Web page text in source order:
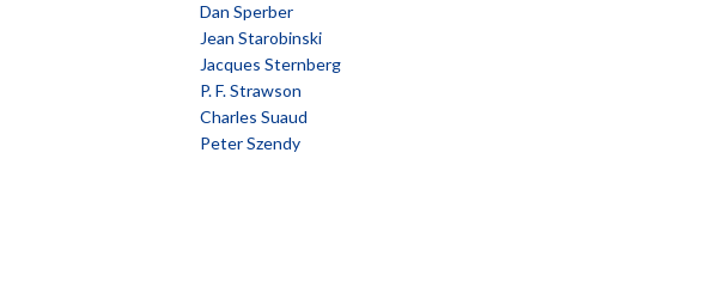
Dan Sperber
Jean Starobinski
Jacques Sternberg
P. F. Strawson
Charles Suaud
Peter Szendy